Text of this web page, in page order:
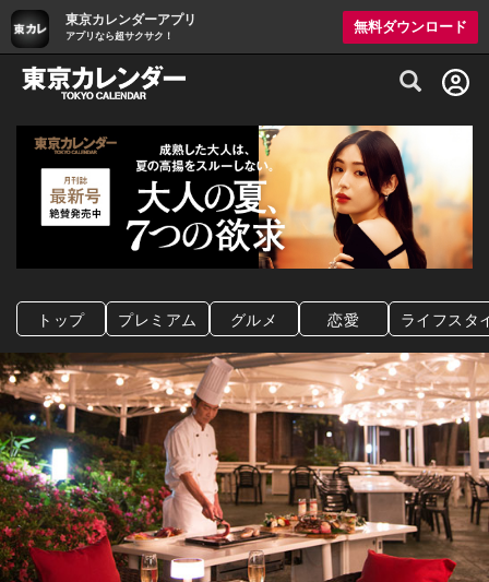
東京カレンダーアプリ
アプリなら超サクサク！
無料ダウンロード
グルメ情報・プレミアムレストラン予約
トップ プレミアム グルメ 恋愛 ライフスタ